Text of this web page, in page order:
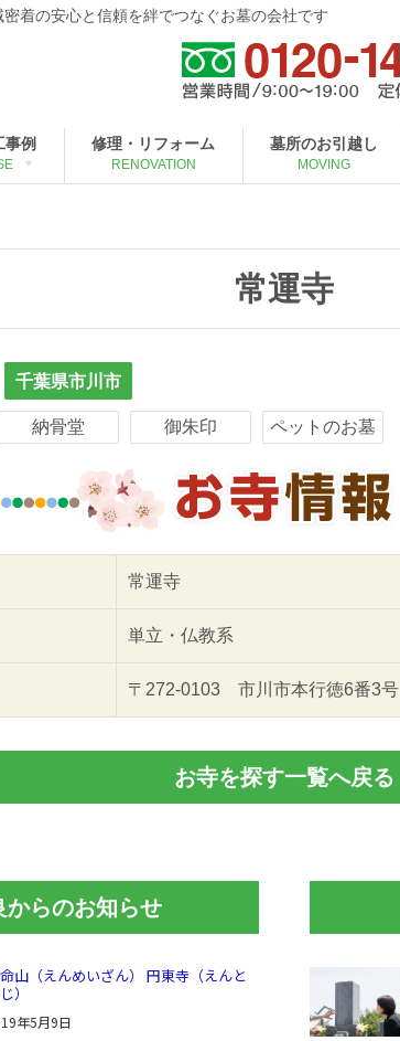
着の安心と信頼を絆でつなぐお墓の会社です
事例 修理・リフォーム
RENOVATION
墓所のお引越し
MOVING
常運寺
千葉県市川市
納骨堂 御朱印 ペットのお墓
常運寺
単立・仏教系
〒272-0103 市川市本行徳6番3号
お寺を探す一覧へ戻る
からのお知らせ
山（えんめいざん） 円東寺（えんと
）
年5月9日